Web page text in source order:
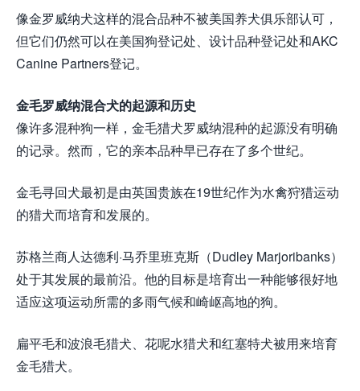
像金罗威纳犬这样的混合品种不被美国养犬俱乐部认可，
但它们仍然可以在美国狗登记处、设计品种登记处和AKC
Canine Partners登记。
金毛罗威纳混合犬的起源和历史
像许多混种狗一样，金毛猎犬罗威纳混种的起源没有明确
的记录。然而，它的亲本品种早已存在了多个世纪。
金毛寻回犬最初是由英国贵族在19世纪作为水禽狩猎运动
的猎犬而培育和发展的。
苏格兰商人达德利·马乔里班克斯（Dudley Marjoribanks）
处于其发展的最前沿。他的目标是培育出一种能够很好地
适应这项运动所需的多雨气候和崎岖高地的狗。
扁平毛和波浪毛猎犬、花呢水猎犬和红塞特犬被用来培育
金毛猎犬。